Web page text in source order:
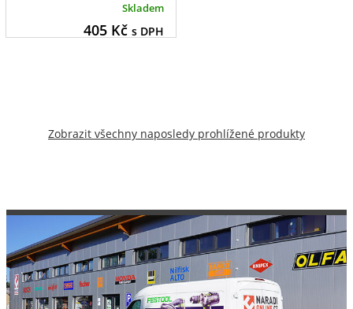
Skladem
405Kč s DPH
Zobrazit všechny naposledy prohlížené produkty